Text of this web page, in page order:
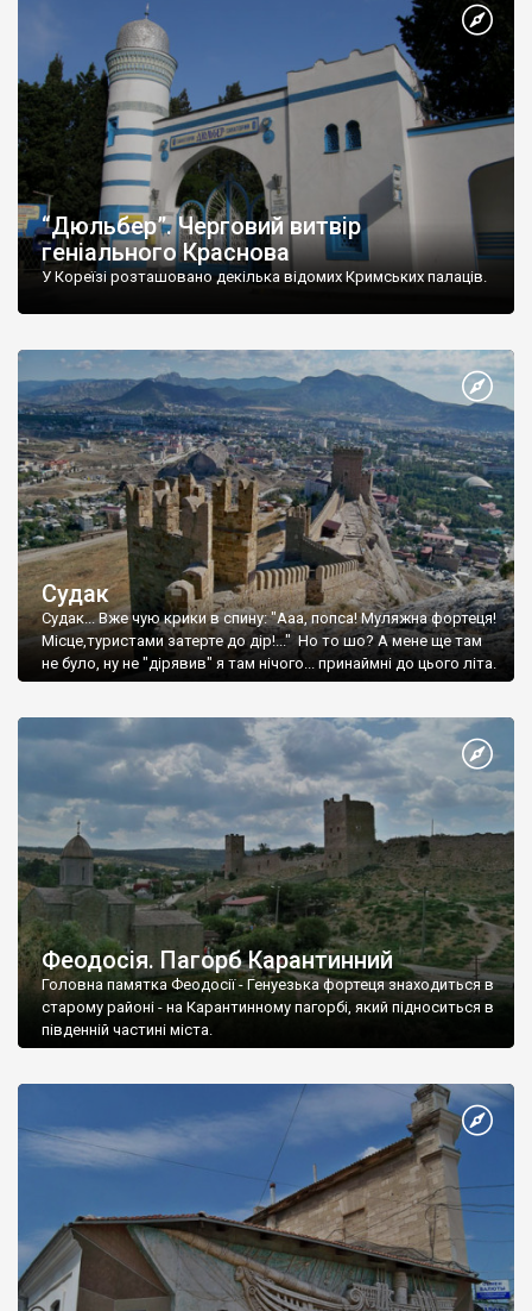
“Дюльбер”. Черговий витвір
геніального Краснова
У Кореїзі розташовано декілька відомих Кримських палаців.
Судак
Судак... Вже чую крики в спину: "Ааа, попса! Муляжна фортеця!
Місце,туристами затерте до дір!..." Но то шо? А мене ще там
не було, ну не "дірявив" я там нічого... принаймні до цього літа.
Феодосія. Пагорб Карантинний
Головна памятка Феодосії - Генуезька фортеця знаходиться в
старому районі - на Карантинному пагорбі, який підноситься в
південній частині міста.